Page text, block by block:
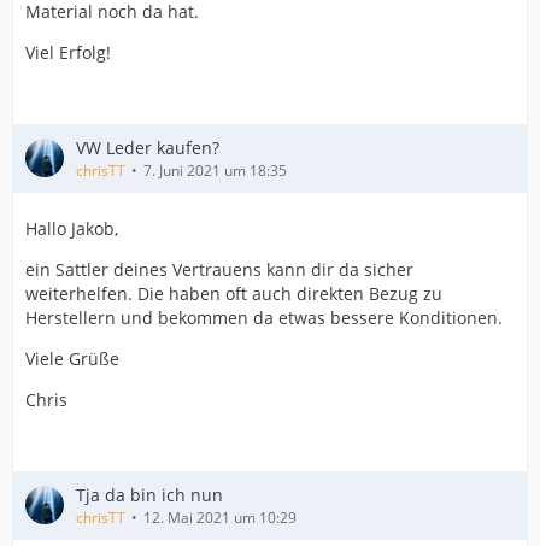
Material noch da hat.
Viel Erfolg!
VW Leder kaufen?
chrisTT 7. Juni 2021 um 18:35
Hallo Jakob,
ein Sattler deines Vertrauens kann dir da sicher
weiterhelfen. Die haben oft auch direkten Bezug zu
Herstellern und bekommen da etwas bessere Konditionen.
Viele Grüße
Chris
Tja da bin ich nun
chrisTT 12. Mai 2021 um 10:29